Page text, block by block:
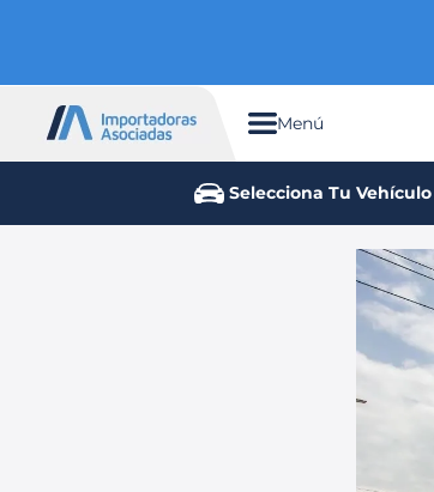
Menú
Selecciona Tu Vehículo
TÉRMINOS MÁS BUSCADOS
chevrolet